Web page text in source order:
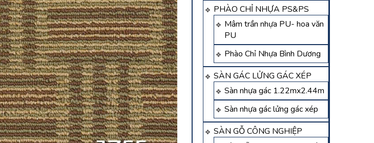
PHÀO CHỈ NHỰA PS&PS
Mâm trần nhựa PU- hoa văn
PU
Phào Chỉ Nhựa Bình Dương
SÀN GÁC LỬNG GÁC XÉP
Sàn nhựa gác 1.22mx2.44m
Sàn nhựa gác lửng gác xép
SÀN GỖ CÔNG NGHIỆP